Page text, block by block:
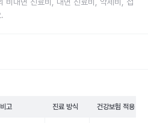
비고 진료 방식 건강보험 적용